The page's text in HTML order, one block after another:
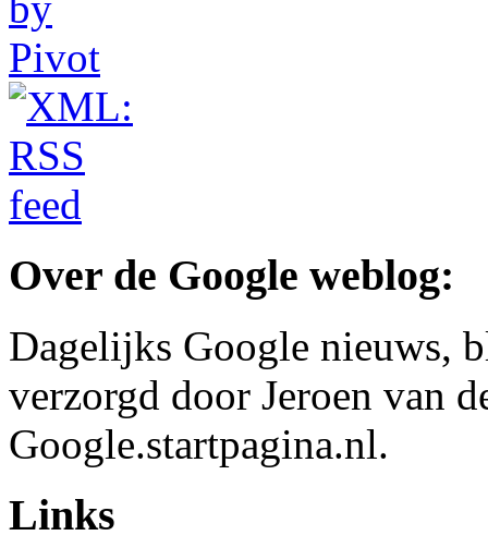
Over de Google weblog:
Dagelijks Google nieuws,
verzorgd door Jeroen van
Google.startpagina.nl.
Links